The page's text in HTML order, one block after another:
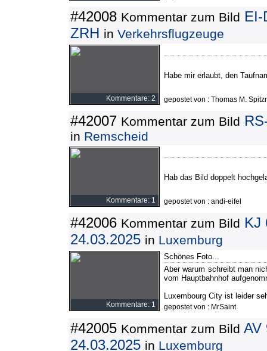
#42008 Kommentar zum Bild EI-
ZRH in Verkehrsflugzeuge
Kommentare: 2
Habe mir erlaubt, den
gepostet von : Thomas M.
#42007 Kommentar zum Bild
in Remscheid
Kommentare: 1
Hab das Bild doppelt
gepostet von : andi-eifel
#42006 Kommentar zum Bild KJ
24.03.2025 in Luxemburg
Kommentare: 1
Schönes Foto...
Aber warum schreibt man
vom Hauptbahnhof
Luxembourg City ist leider
gepostet von : MrSaint
#42005 Kommentar zum Bild AV
24.03.2025 in Luxemburg